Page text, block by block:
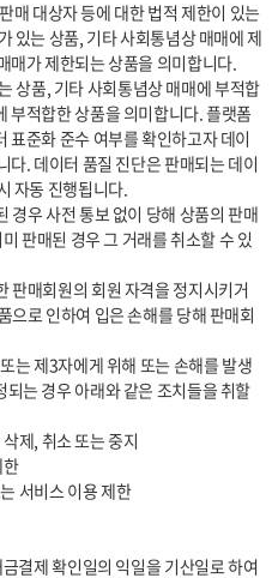
있는 상품, 기타 사회통념상 매매에 제
매가 제한되는 상품을 의미합니다.
부적합한 상품을 의미합니다. 플랫폼
표준화 준수 여부를 확인하고자 데이
다. 데이터 품질 진단은 판매되는 데이
자동 진행됩니다.
판매된 경우 그 거래를 취소할 수 있
으로 인하여 입은 손해를 당해 판매회
는 경우 아래와 같은 조치들을 취할